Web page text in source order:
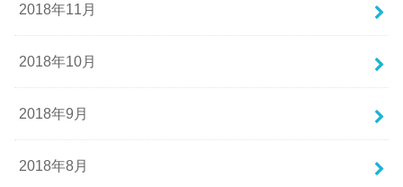
2018年11月
2018年10月
2018年9月
2018年8月